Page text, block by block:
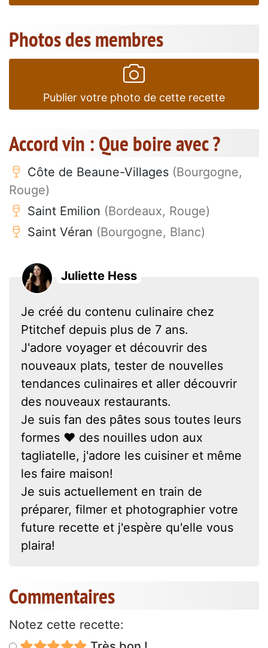
Photos des membres
Publier votre photo de cette recette
Accord vin : Que boire avec ?
Côte de Beaune-Villages (Bourgogne,
Rouge)
Saint Emilion (Bordeaux, Rouge)
Saint Véran (Bourgogne, Blanc)
Juliette Hess
Je créé du contenu culinaire chez
Ptitchef depuis plus de 7 ans.
J'adore voyager et découvrir des
nouveaux plats, tester de nouvelles
tendances culinaires et aller découvrir
des nouveaux restaurants.
Je suis fan des pâtes sous toutes leurs
formes ❤ des nouilles udon aux
tagliatelle, j'adore les cuisiner et même
les faire maison!
Je suis actuellement en train de
préparer, filmer et photographier votre
future recette et j'espère qu'elle vous
plaira!
Commentaires
Notez cette recette: